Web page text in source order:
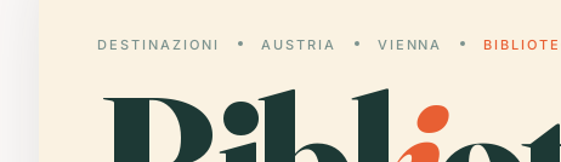
DESTINAZIONI AUSTRIA VIENNA